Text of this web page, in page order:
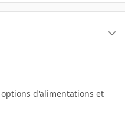
d'alimentations et